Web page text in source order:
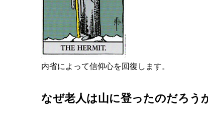
内省によって信仰心を回復します。
なぜ老人は山に登ったのだろう